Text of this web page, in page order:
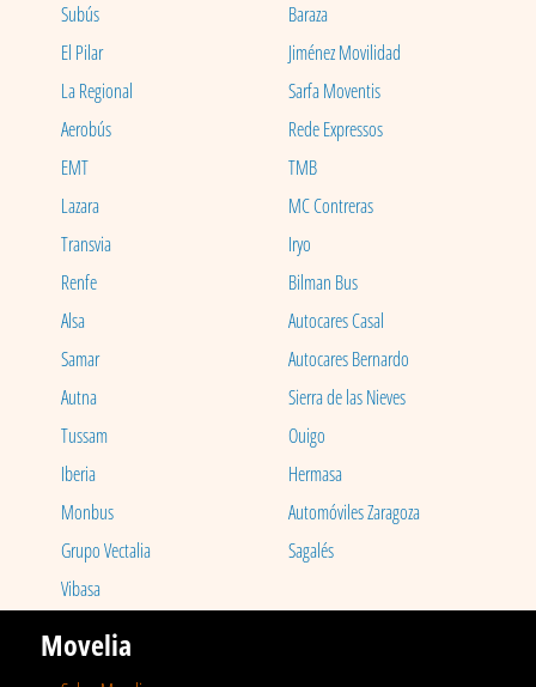
Subús
Baraza
El Pilar
Jiménez Movilidad
La Regional
Sarfa Moventis
Aerobús
Rede Expressos
EMT
TMB
Lazara
MC Contreras
Transvia
Iryo
Renfe
Bilman Bus
Alsa
Autocares Casal
Samar
Autocares Bernardo
Autna
Sierra de las Nieves
Tussam
Ouigo
Iberia
Hermasa
Monbus
Automóviles Zaragoza
Grupo Vectalia
Sagalés
Vibasa
Movelia